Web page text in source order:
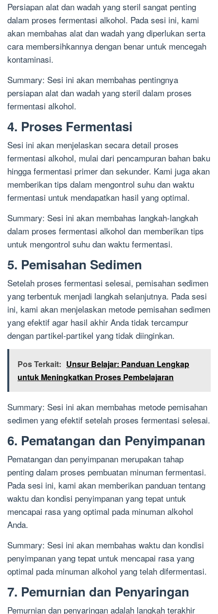
Persiapan alat dan wadah yang steril sangat penting
dalam proses fermentasi alkohol. Pada sesi ini, kami
akan membahas alat dan wadah yang diperlukan serta
cara membersihkannya dengan benar untuk mencegah
kontaminasi.
Summary: Sesi ini akan membahas pentingnya
persiapan alat dan wadah yang steril dalam proses
fermentasi alkohol.
4. Proses Fermentasi
Sesi ini akan menjelaskan secara detail proses
fermentasi alkohol, mulai dari pencampuran bahan baku
hingga fermentasi primer dan sekunder. Kami juga akan
memberikan tips dalam mengontrol suhu dan waktu
fermentasi untuk mendapatkan hasil yang optimal.
Summary: Sesi ini akan membahas langkah-langkah
dalam proses fermentasi alkohol dan memberikan tips
untuk mengontrol suhu dan waktu fermentasi.
5. Pemisahan Sedimen
Setelah proses fermentasi selesai, pemisahan sedimen
yang terbentuk menjadi langkah selanjutnya. Pada sesi
ini, kami akan menjelaskan metode pemisahan sedimen
yang efektif agar hasil akhir Anda tidak tercampur
dengan partikel-partikel yang tidak diinginkan.
Pos Terkait: Unsur Belajar: Panduan Lengkap
untuk Meningkatkan Proses Pembelajaran
Summary: Sesi ini akan membahas metode pemisahan
sedimen yang efektif setelah proses fermentasi selesai.
6. Pematangan dan Penyimpanan
Pematangan dan penyimpanan merupakan tahap
penting dalam proses pembuatan minuman fermentasi.
Pada sesi ini, kami akan memberikan panduan tentang
waktu dan kondisi penyimpanan yang tepat untuk
mencapai rasa yang optimal pada minuman alkohol
Anda.
Summary: Sesi ini akan membahas waktu dan kondisi
penyimpanan yang tepat untuk mencapai rasa yang
optimal pada minuman alkohol yang telah difermentasi.
7. Pemurnian dan Penyaringan
Pemurnian dan penyaringan adalah langkah terakhir